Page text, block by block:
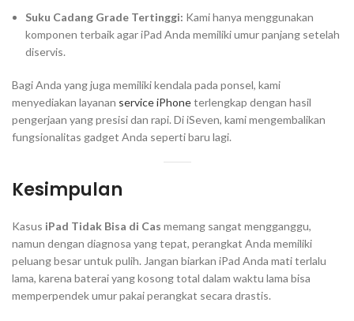
Suku Cadang Grade Tertinggi: Kami hanya menggunakan
komponen terbaik agar iPad Anda memiliki umur panjang setelah
diservis.
Bagi Anda yang juga memiliki kendala pada ponsel, kami
menyediakan layanan service iPhoneterlengkap dengan hasil
pengerjaan yang presisi dan rapi. Di iSeven, kami mengembalikan
fungsionalitas gadget Anda seperti baru lagi.
Kesimpulan
Kasus iPad Tidak Bisa di Cas memang sangat mengganggu,
namun dengan diagnosa yang tepat, perangkat Anda memiliki
peluang besar untuk pulih. Jangan biarkan iPad Anda mati terlalu
lama, karena baterai yang kosong total dalam waktu lama bisa
memperpendek umur pakai perangkat secara drastis.